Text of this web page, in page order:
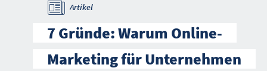
Artikel
7 Gründe: Warum Online-
Marketing für Unternehmen